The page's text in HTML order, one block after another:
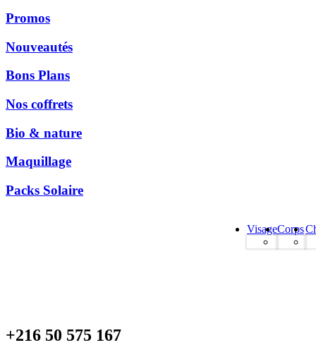
Promos
Nouveautés
Bons Plans
Nos coffrets
Bio & nature
Maquillage
Packs Solaire
VisageCorps
+216 50 575 167